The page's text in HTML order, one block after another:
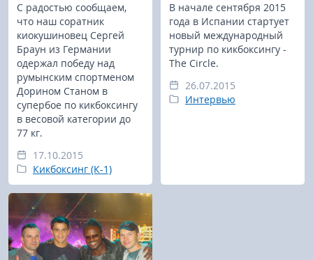
С радостью сообщаем,
что наш соратник
киокушиновец Сергей
Браун из Германии
одержал победу над
румынским спортменом
Дорином Станом в
супербое по кикбоксингу
в весовой категории до
77 кг.
17.10.2015
Кикбоксинг (К-1)
В начале сентября 2015
года в Испании стартует
новый международный
турнир по кикбоксингу -
The Circle.
26.07.2015
Интервью